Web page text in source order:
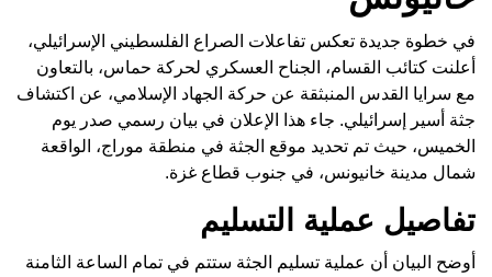
في خطوة جديدة تعكس تفاعلات الصراع الفلسطيني الإسرائيلي،
أعلنت كتائب القسام، الجناح العسكري لحركة حماس، بالتعاون
مع سرايا القدس المنبثقة عن حركة الجهاد الإسلامي، عن اكتشاف
جثة أسير إسرائيلي. جاء هذا الإعلان في بيان رسمي صدر يوم
الخميس، حيث تم تحديد موقع الجثة في منطقة موراج، الواقعة
شمال مدينة خانيونس، في جنوب قطاع غزة.
تفاصيل عملية التسليم
أوضح البيان أن عملية تسليم الجثة ستتم في تمام الساعة الثامنة